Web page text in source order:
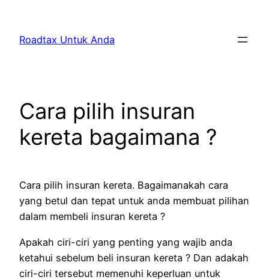
content
Roadtax Untuk Anda
Cara pilih insuran
kereta bagaimana ?
Cara pilih insuran kereta. Bagaimanakah cara
yang betul dan tepat untuk anda membuat pilihan
dalam membeli insuran kereta ?
Apakah ciri-ciri yang penting yang wajib anda
ketahui sebelum beli insuran kereta ? Dan adakah
ciri-ciri tersebut memenuhi keperluan untuk